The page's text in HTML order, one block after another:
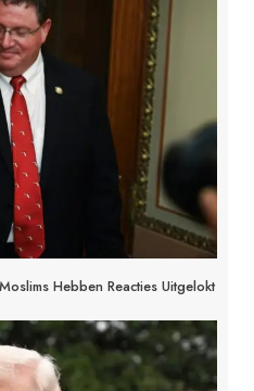
Hebben Reacties Uitgelokt